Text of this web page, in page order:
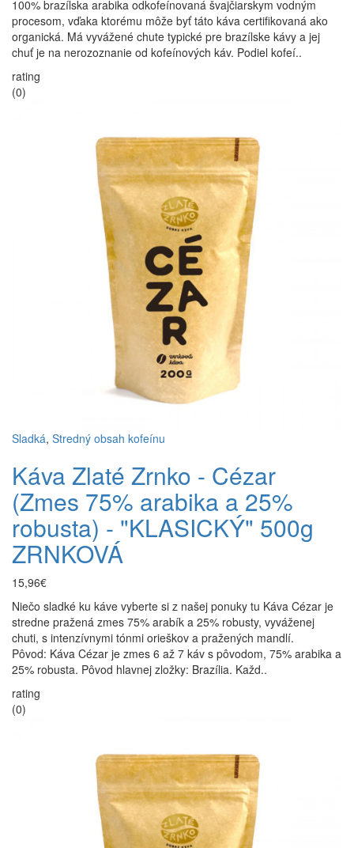
100% brazílska arabika odkofeínovaná švajčiarskym vodným
procesom, vďaka ktorému môže byť táto káva certifikovaná ako
organická. Má vyvážené chute typické pre brazílske kávy a jej
chuť je na nerozoznanie od kofeínových káv. Podiel kofeí..
rating
(0)
Sladká, Stredný obsah kofeínu
Káva Zlaté Zrnko - Cézar
(Zmes 75% arabika a 25%
robusta) - "KLASICKÝ" 500g
ZRNKOVÁ
15,96€
Niečo sladké ku káve vyberte si z našej ponuky tu Káva Cézar je
stredne pražená zmes 75% arabík a 25% robusty, vyváženej
chuti, s intenzívnymi tónmi orieškov a pražených mandlí.
Pôvod: Káva Cézar je zmes 6 až 7 káv s pôvodom, 75% arabika a
25% robusta. Pôvod hlavnej zložky: Brazília. Každ..
rating
(0)